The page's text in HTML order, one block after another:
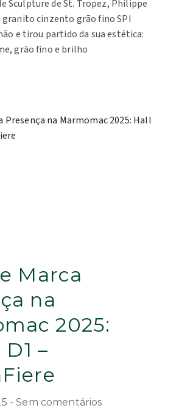
Sculpture de St. Tropez, Philippe
cinzento grão fino SPI
e tirou partido da sua estética:
grão fino e brilho
Marca
na
2025:
D1 –
Sem comentários